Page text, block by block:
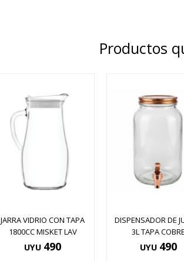
Productos
JARRA VIDRIO CON TAPA
1800CC MISKET LAV
UYU 490
DISPENSADOR DE
3L TAPA COBRE
UYU 490